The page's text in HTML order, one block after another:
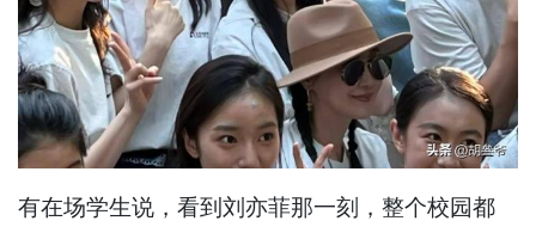
有在场学生说，看到刘亦菲那一刻，整个校园都